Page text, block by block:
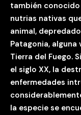
también
nutrias nativas
animal,
Patagonia,
Tierra del Fuego.
el siglo XX, la
enfermedades
la especie se